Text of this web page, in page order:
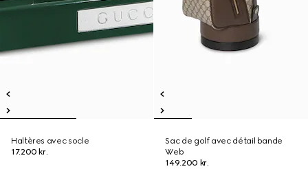
Haltères avec socle
17.200 kr.
Sac de golf avec détail bande
Web
149.200 kr.